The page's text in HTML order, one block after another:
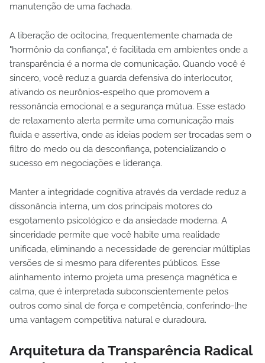
manutenção de uma fachada.
A liberação de ocitocina, frequentemente chamada de
"hormônio da confiança", é facilitada em ambientes onde a
transparência é a norma de comunicação. Quando você é
sincero, você reduz a guarda defensiva do interlocutor,
ativando os neurônios-espelho que promovem a
ressonância emocional e a segurança mútua. Esse estado
de relaxamento alerta permite uma comunicação mais
fluida e assertiva, onde as ideias podem ser trocadas sem o
filtro do medo ou da desconfiança, potencializando o
sucesso em negociações e liderança.
Manter a integridade cognitiva através da verdade reduz a
dissonância interna, um dos principais motores do
esgotamento psicológico e da ansiedade moderna. A
sinceridade permite que você habite uma realidade
unificada, eliminando a necessidade de gerenciar múltiplas
versões de si mesmo para diferentes públicos. Esse
alinhamento interno projeta uma presença magnética e
calma, que é interpretada subconscientemente pelos
outros como sinal de força e competência, conferindo-lhe
uma vantagem competitiva natural e duradoura.
Arquitetura da Transparência Radical